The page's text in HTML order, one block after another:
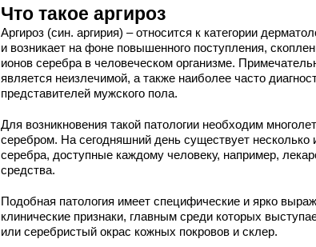
Что такое аргироз
Аргироз (син. аргирия) – относится к категории
и возникает на фоне повышенного поступления,
ионов серебра в человеческом организме.
является неизлечимой, а также наиболее часто
представителей мужского пола.
Для возникновения такой патологии необходим
серебром. На сегодняшний день существует несколько
серебра, доступные каждому человеку, например,
средства.
Подобная патология имеет специфические и ярко
клинические признаки, главным среди которых
или серебристый окрас кожных покровов и склер.